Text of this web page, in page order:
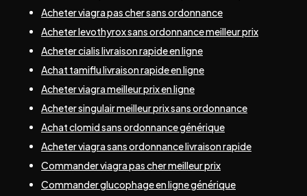
Acheter viagra pas cher sans ordonnance
Acheter levothyrox sans ordonnance meilleur prix
Acheter cialis livraison rapide en ligne
Achat tamiflu livraison rapide en ligne
Acheter viagra meilleur prix en ligne
Acheter singulair meilleur prix sans ordonnance
Achat clomid sans ordonnance générique
Acheter viagra sans ordonnance livraison rapide
Commander viagra pas cher meilleur prix
Commander glucophage en ligne générique